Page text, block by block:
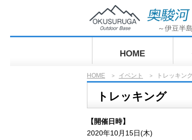
～伊豆半
HOME
HOME > イベント > トレッキン
トレッキング
【開催日時】
2020年10月15日(木)